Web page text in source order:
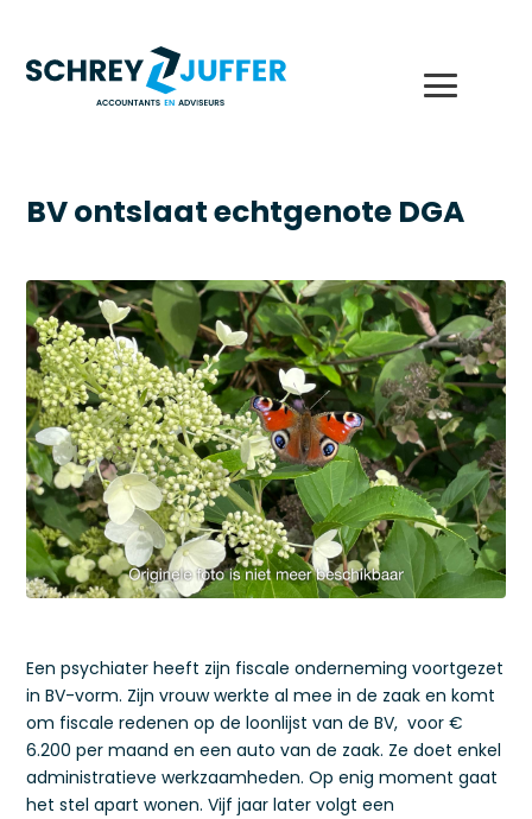
BV ontslaat echtgenote DGA
Een psychiater heeft zijn fiscale onderneming voortgezet
in BV-vorm. Zijn vrouw werkte al mee in de zaak en komt
om fiscale redenen op de loonlijst van de BV, voor €
6.200 per maand en een auto van de zaak. Ze doet enkel
administratieve werkzaamheden. Op enig moment gaat
het stel apart wonen. Vijf jaar later volgt een